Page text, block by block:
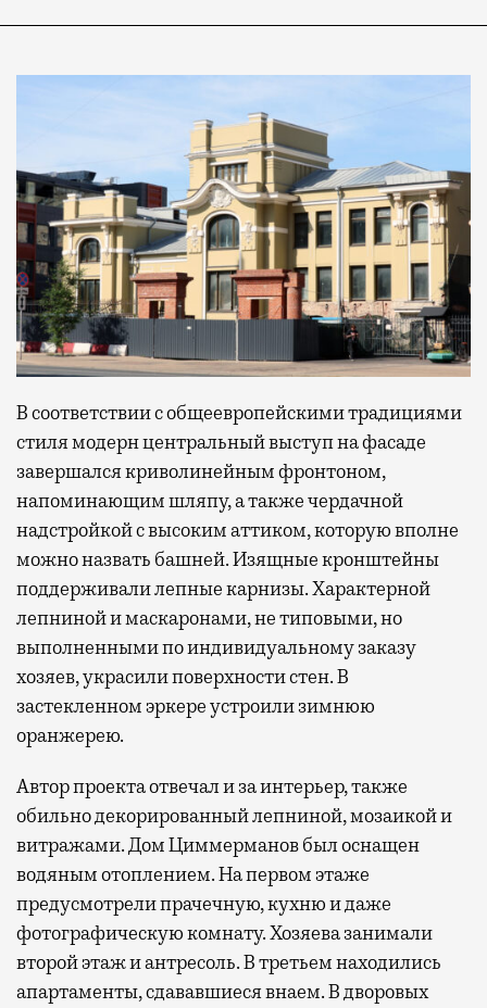
В соответствии с общеевропейскими традициями
стиля модерн центральный выступ на фасаде
завершался криволинейным фронтоном,
напоминающим шляпу, а также чердачной
надстройкой с высоким аттиком, которую вполне
можно назвать башней. Изящные кронштейны
поддерживали лепные карнизы. Характерной
лепниной и маскаронами, не типовыми, но
выполненными по индивидуальному заказу
хозяев, украсили поверхности стен. В
застекленном эркере устроили зимнюю
оранжерею.
Автор проекта отвечал и за интерьер, также
обильно декорированный лепниной, мозаикой и
витражами. Дом Циммерманов был оснащен
водяным отоплением. На первом этаже
предусмотрели прачечную, кухню и даже
фотографическую комнату. Хозяева занимали
второй этаж и антресоль. В третьем находились
апартаменты, сдававшиеся внаем. В дворовых